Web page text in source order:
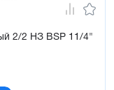
2/2 НЗ BSP 11/4"